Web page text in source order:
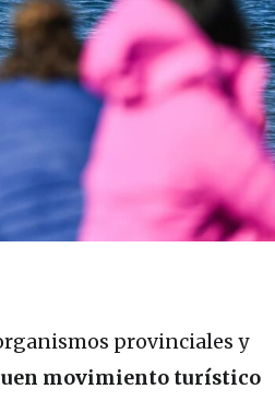
provinciales y
movimiento turístico